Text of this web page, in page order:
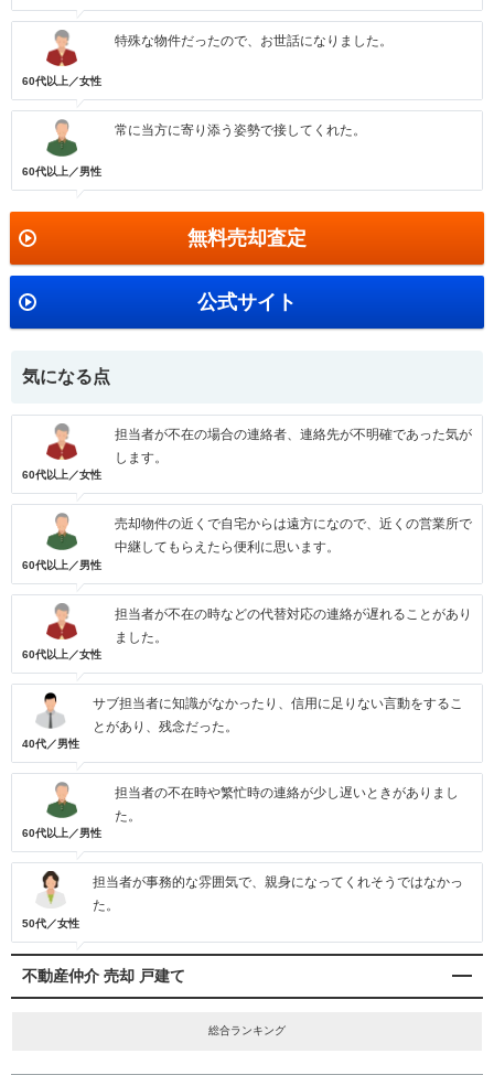
60代以上／女性
特殊な物件だったので、お世話になりました。
60代以上／男性
常に当方に寄り添う姿勢で接してくれた。
無料売却査定
公式サイト
気になる点
60代以上／女性
担当者が不在の場合の連絡者、連絡先が不明確であった気が
します。
60代以上／男性
売却物件の近くで自宅からは遠方になので、近くの営業所で
中継してもらえたら便利に思います。
60代以上／女性
担当者が不在の時などの代替対応の連絡が遅れることがあり
ました。
40代／男性
サブ担当者に知識がなかったり、信用に足りない言動をするこ
とがあり、残念だった。
60代以上／男性
担当者の不在時や繁忙時の連絡が少し遅いときがありまし
た。
50代／女性
担当者が事務的な雰囲気で、親身になってくれそうではなかっ
た。
不動産仲介 売却 戸建て
総合ランキング